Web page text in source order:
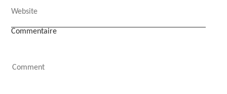
Commentaire